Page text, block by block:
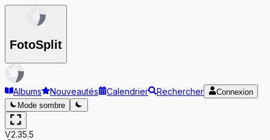
FotoSplit
Albums Nouveautés Calendrier Rechercher
Connexion
Mode sombre
V2.35.5